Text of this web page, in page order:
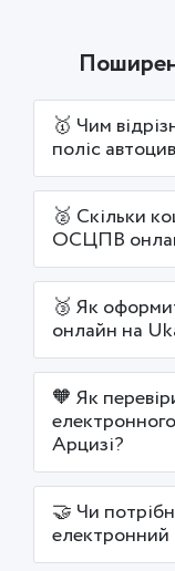
🥇 Чим
поліс
🥈 Скільки
ОСЦПВ
🥉 Як
онлайн на
🧡 Як
Арцизі?
🤝 Чи
електронний